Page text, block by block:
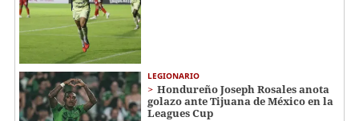
LEGIONARIO
Hondureño Joseph Rosales anota
golazo ante Tijuana de México en la
Leagues Cup